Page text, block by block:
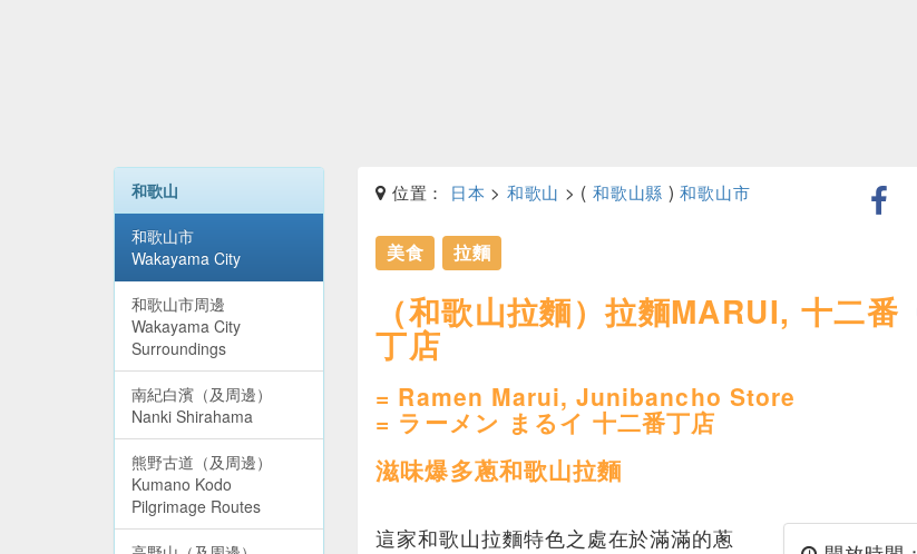
和歌山
和歌山市
Wakayama City
和歌山市周邊
Wakayama City
Surroundings
南紀白濱（及周邊）
Nanki Shirahama
熊野古道（及周邊）
Kumano Kodo
Pilgrimage Routes
位置： 日本 > 和歌山 > (和歌山縣 )和歌山市
美食 拉麵
（和歌山拉麵）拉麵MARUI, 十二番
丁店
= Ramen Marui, Junibancho Store
= ラーメン まるイ 十二番丁店
滋味爆多蔥和歌山拉麵
這家和歌山拉麵特色之處在於滿滿的蔥